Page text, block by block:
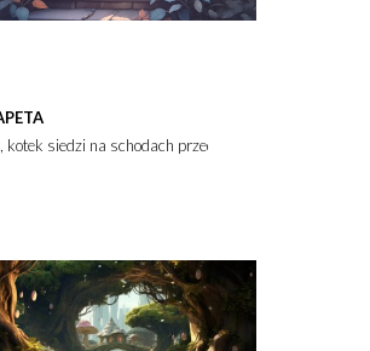
kotek siedzi na schodach przed wejściem do domu